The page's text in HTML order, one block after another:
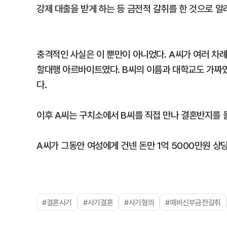
강제 대출을 받게 하는 등 금전적 갈취를 한 것으로 알
충격적인 사실은 이 뿐만이 아니었다. A씨가 여러
할대행 아르바이트였다. B씨의 이름과 대학교도 가
다.
이후 A씨는 구치소에서 B씨를 직접 만나 결혼반지를
A씨가 그동안 여성에게 건넨 돈만 1억 5000만원 상
#결혼사기 #사기결혼 #사기혐의 #예비신부금전갈취